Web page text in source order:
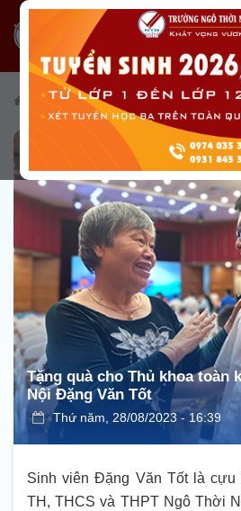
Giáo dục/Giáo dục toàn diện /
Tặng quà cho Thủ khoa toàn
Nội Đặng Văn Tốt
Thứ năm, 28/08/2023 - 16:39
Sinh viên Đặng Văn Tốt là cựu
TH, THCS và THPT Ngô Thời